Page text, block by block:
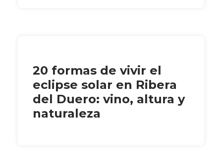
20 formas de vivir el
eclipse solar en Ribera
del Duero: vino, altura y
naturaleza